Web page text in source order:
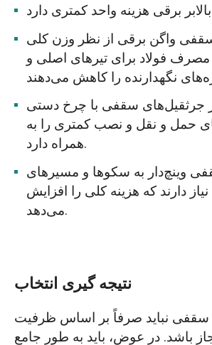
برقی هزینه واحد کمتری دارد
واگن برقی از نظر وزن کلی
فولاد برای تیرهای اصلی و
جرثقیل‌های سقفی با چرخ دستی
حمل و نقل و نصب کمتری را به
همراه دارد.
وینچ‌دار به سکوها و مسیرهای
دارند که هزینه کلی را افزایش
می‌دهد.
نتیجه گیری انتخاب
سقفی نباید صرفاً بر اساس ظرفیت
باشد. در عوض، باید به طور جامع